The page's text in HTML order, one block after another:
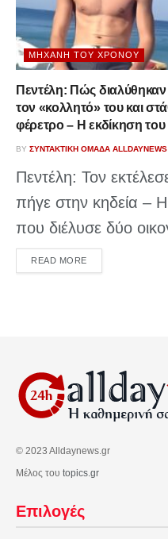
ΜΗΧΑΝΉ ΤΟΥ ΧΡΌΝΟΥ
Πεντέλη: Πώς
τον «κολλητό» του και
φέρετρο – Η εκδίκηση
BY ΣΥΝΤΑΚΤΙΚΉ ΟΜΆΔΑ ALLDAYNEWS
Πεντέλη: Τον
πήγε στην κηδεία –
που διέλυσε δύο
READ MOREDETAILS
© 2023 Alldaynews.gr
Μέλος του topics.gr
Επιλογές